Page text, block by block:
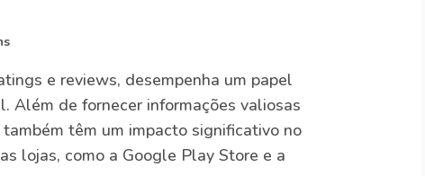
e reviews, desempenha um papel
Além de fornecer informações valiosas
têm um impacto significativo no
lojas, como a Google Play Store e a